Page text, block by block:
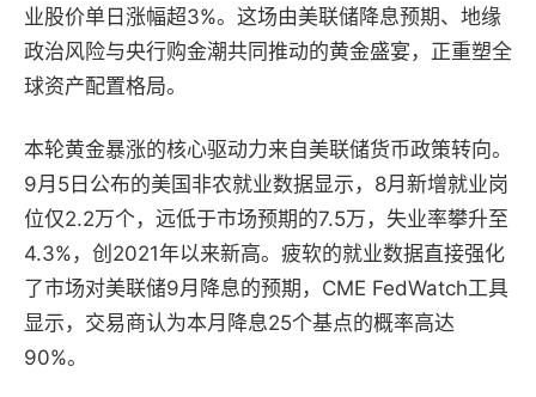
业股价单日涨幅超3%。这场由美联储降息预期、地缘
政治风险与央行购金潮共同推动的黄金盛宴，正重塑全
球资产配置格局。
本轮黄金暴涨的核心驱动力来自美联储货币政策转向。
9月5日公布的美国非农就业数据显示，8月新增就业岗
位仅2.2万个，远低于市场预期的7.5万，失业率攀升至
4.3%，创2021年以来新高。疲软的就业数据直接强化
了市场对美联储9月降息的预期，CME FedWatch工具
显示，交易商认为本月降息25个基点的概率高达
90%。